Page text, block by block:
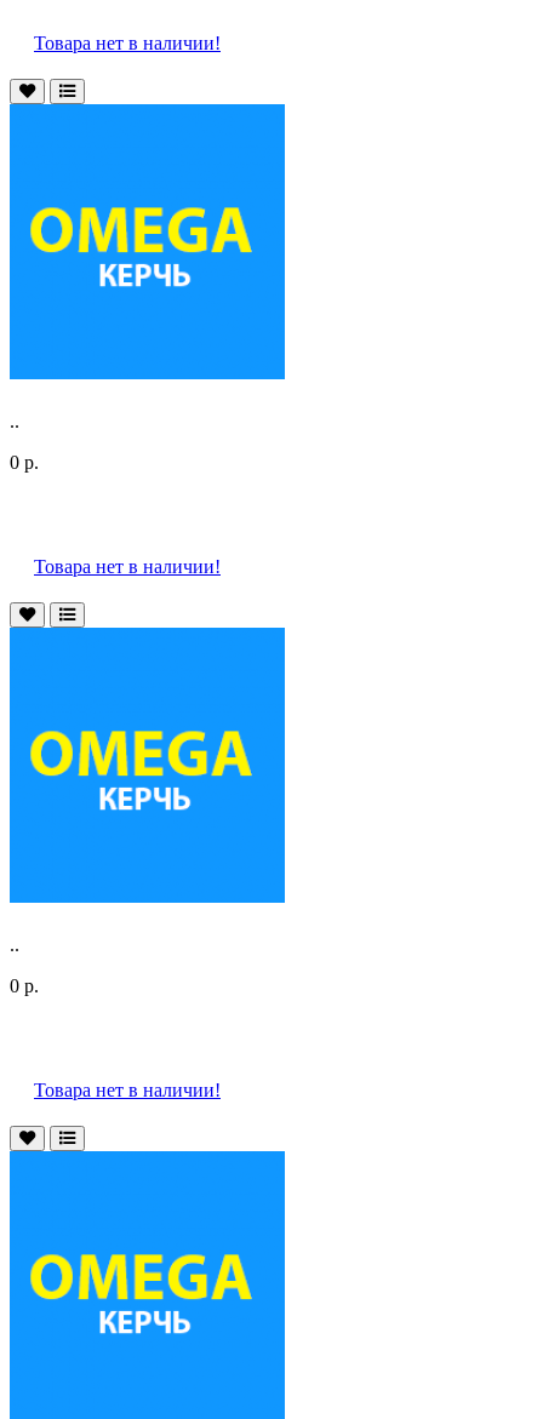
Товара нет в наличии!
..
0 р.
Товара нет в наличии!
..
0 р.
Товара нет в наличии!